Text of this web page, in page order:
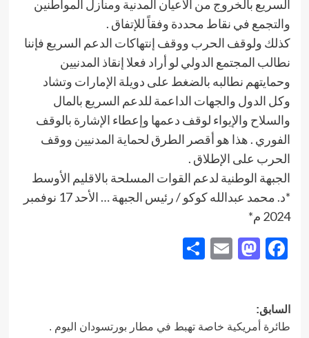
السريع بالخروج من الأعيان المدنية ومنازل المواطنين
والتجمع في نقاط محددة وفقاً للإتفاق .
كذلك ولوقف الحرب ووقف إنتهاكات الدعم السريع فإننا
نطالب المجتمع الدولي لو أراد فعلا إنقاذ المدنيين
وحمايتهم نطالبه بالضغط على دويلة الإمارات وتشاد
وكل الدول والجهات الداعمة للدعم السريع بالمال
والسلاح والإيواء لوقف دعمها وإعطاء الإشارة بالوقف
الفوري . هذا هو أقصر الطرق لحماية المدنيين ووقف
الحرب على الإطلاق .
الجبهة الوطنية لدعم القوات المسلحة بالاقليم الأوسط
*د. محمد عبدالله كوكو / رئيس الجبهة … الأحد 17 نوفمبر
2024 م*
Facebook
Mastodon
Email
تصفّح
السابق:
طائرة أمريكية خاصة تهبط في مطار بورتسودان اليوم .